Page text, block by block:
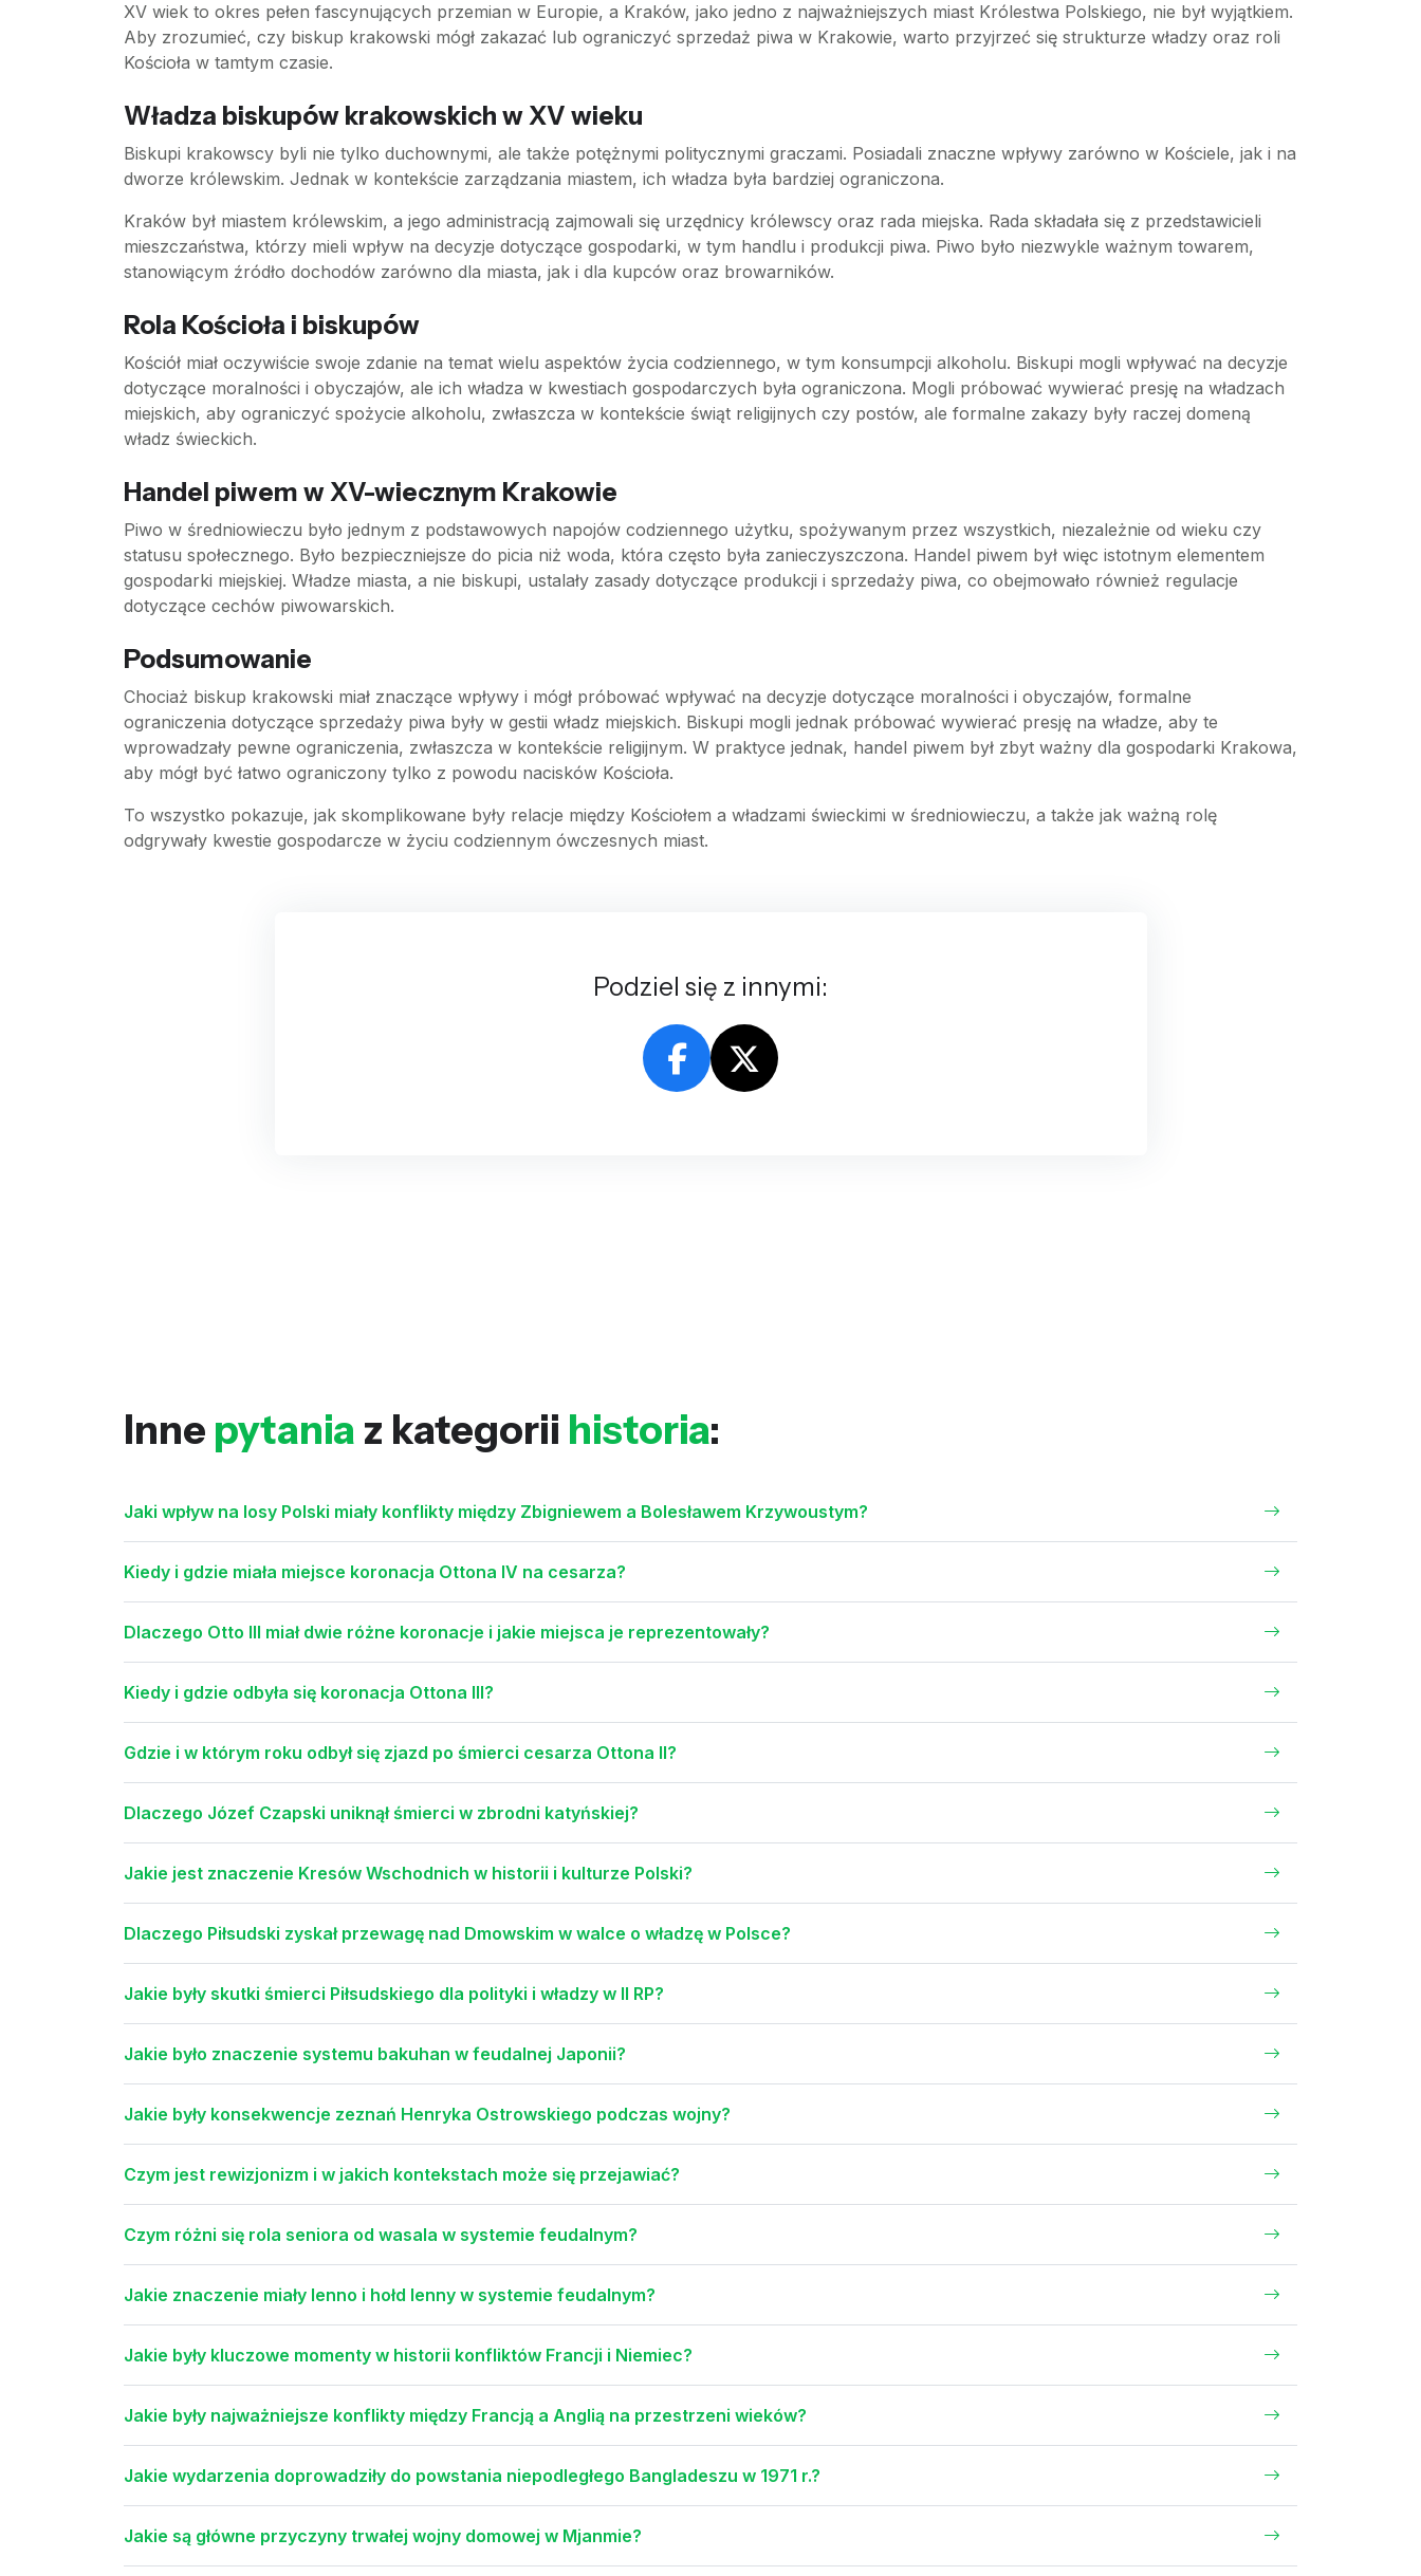
XV wiek to okres pełen fascynujących przemian w Europie, a Kraków, jako jedno z najważniejszych miast Królestwa Polskiego, nie był wyjątkiem.
Aby zrozumieć, czy biskup krakowski mógł zakazać lub ograniczyć sprzedaż piwa w Krakowie, warto przyjrzeć się strukturze władzy oraz roli
Kościoła w tamtym czasie.
Władza biskupów krakowskich w XV wieku
Biskupi krakowscy byli nie tylko duchownymi, ale także potężnymi politycznymi graczami. Posiadali znaczne wpływy zarówno w Kościele, jak i na
dworze królewskim. Jednak w kontekście zarządzania miastem, ich władza była bardziej ograniczona.
Kraków był miastem królewskim, a jego administracją zajmowali się urzędnicy królewscy oraz rada miejska. Rada składała się z przedstawicieli
mieszczaństwa, którzy mieli wpływ na decyzje dotyczące gospodarki, w tym handlu i produkcji piwa. Piwo było niezwykle ważnym towarem,
stanowiącym źródło dochodów zarówno dla miasta, jak i dla kupców oraz browarników.
Rola Kościoła i biskupów
Kościół miał oczywiście swoje zdanie na temat wielu aspektów życia codziennego, w tym konsumpcji alkoholu. Biskupi mogli wpływać na decyzje
dotyczące moralności i obyczajów, ale ich władza w kwestiach gospodarczych była ograniczona. Mogli próbować wywierać presję na władzach
miejskich, aby ograniczyć spożycie alkoholu, zwłaszcza w kontekście świąt religijnych czy postów, ale formalne zakazy były raczej domeną
władz świeckich.
Handel piwem w XV-wiecznym Krakowie
Piwo w średniowieczu było jednym z podstawowych napojów codziennego użytku, spożywanym przez wszystkich, niezależnie od wieku czy
statusu społecznego. Było bezpieczniejsze do picia niż woda, która często była zanieczyszczona. Handel piwem był więc istotnym elementem
gospodarki miejskiej. Władze miasta, a nie biskupi, ustalały zasady dotyczące produkcji i sprzedaży piwa, co obejmowało również regulacje
dotyczące cechów piwowarskich.
Podsumowanie
Chociaż biskup krakowski miał znaczące wpływy i mógł próbować wpływać na decyzje dotyczące moralności i obyczajów, formalne
ograniczenia dotyczące sprzedaży piwa były w gestii władz miejskich. Biskupi mogli jednak próbować wywierać presję na władze, aby te
wprowadzały pewne ograniczenia, zwłaszcza w kontekście religijnym. W praktyce jednak, handel piwem był zbyt ważny dla gospodarki Krakowa,
aby mógł być łatwo ograniczony tylko z powodu nacisków Kościoła.
To wszystko pokazuje, jak skomplikowane były relacje między Kościołem a władzami świeckimi w średniowieczu, a także jak ważną rolę
odgrywały kwestie gospodarcze w życiu codziennym ówczesnych miast.
Podziel się z innymi:
Inne pytania z kategorii historia:
Jaki wpływ na losy Polski miały konflikty między Zbigniewem a Bolesławem Krzywoustym?
Kiedy i gdzie miała miejsce koronacja Ottona IV na cesarza?
Dlaczego Otto III miał dwie różne koronacje i jakie miejsca je reprezentowały?
Kiedy i gdzie odbyła się koronacja Ottona III?
Gdzie i w którym roku odbył się zjazd po śmierci cesarza Ottona II?
Dlaczego Józef Czapski uniknął śmierci w zbrodni katyńskiej?
Jakie jest znaczenie Kresów Wschodnich w historii i kulturze Polski?
Dlaczego Piłsudski zyskał przewagę nad Dmowskim w walce o władzę w Polsce?
Jakie były skutki śmierci Piłsudskiego dla polityki i władzy w II RP?
Jakie było znaczenie systemu bakuhan w feudalnej Japonii?
Jakie były konsekwencje zeznań Henryka Ostrowskiego podczas wojny?
Czym jest rewizjonizm i w jakich kontekstach może się przejawiać?
Czym różni się rola seniora od wasala w systemie feudalnym?
Jakie znaczenie miały lenno i hołd lenny w systemie feudalnym?
Jakie były kluczowe momenty w historii konfliktów Francji i Niemiec?
Jakie były najważniejsze konflikty między Francją a Anglią na przestrzeni wieków?
Jakie wydarzenia doprowadziły do powstania niepodległego Bangladeszu w 1971 r.?
Jakie są główne przyczyny trwałej wojny domowej w Mjanmie?